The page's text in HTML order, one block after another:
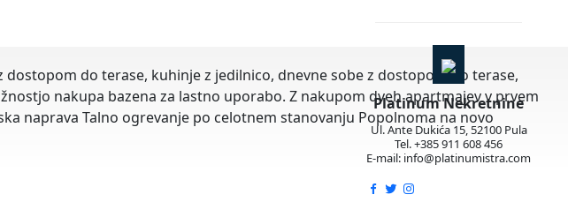
Platinum Nekretnine
Ul. Ante Dukića 15, 52100 Pula
Tel. +385 911 608 456
E-mail: info@platinumistra.com
do terase, kuhinje z jedilnico, dnevne sobe z dostopom do terase,
nakupa bazena za lastno uporabo. Z nakupom dveh apartmajev v prvem
naprava Talno ogrevanje po celotnem stanovanju Popolnoma na novo